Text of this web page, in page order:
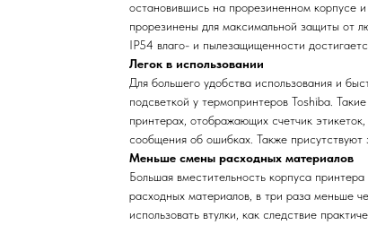
остановившись на прорезиненном корпусе
прорезинены для максимальной защиты от
IP54 влаго- и пылезащищенности
Легок в использовании
Для большего удобства использования и
подсветкой у термопринтеров Toshiba.
принтерах, отображающих счетчик
сообщения об ошибках. Также присутствуют
Меньше смены расходных материалов
Большая вместительность корпуса
расходных материалов, в три раза меньше
использовать втулки, как следствие